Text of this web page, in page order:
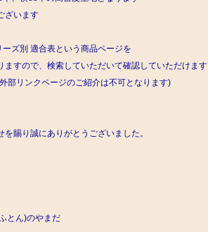
ざいます
ーズ別 適合表という商品ページを
ますので、検索していただいて確認していただけます
部リンクページのご紹介は不可となります)
賜り誠にありがとうございました。
とん)のやまだ